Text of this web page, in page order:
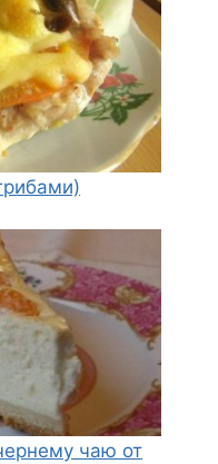
чаю от